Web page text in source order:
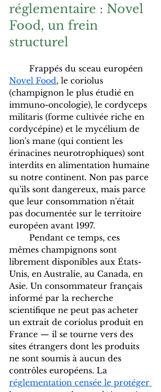
réglementaire : Novel
Food, un frein
structurel
	Frappés du sceau européen
Novel Food, le coriolus
(champignon le plus étudié en
immuno-oncologie), le cordyceps
militaris (forme cultivée riche en
cordycépine) et le mycélium de
lion's mane (qui contient les
érinacines neurotrophiques) sont
interdits en alimentation humaine
su notre continent. Non pas parce
qu'ils sont dangereux, mais parce
que leur consommation n'était
pas documentée sur le territoire
européen avant 1997.
mêmes champignons sont
librement disponibles aux États-
Unis, en Australie, au Canada, en
Asie. Un consommateur français
informé par la recherche
scientifique ne peut pas acheter
un extrait de coriolus produit en
France — il se tourne vers des
sites étrangers dont les produits
ne sont soumis à aucun des
contrôles européens. La
réglementation censée le protéger